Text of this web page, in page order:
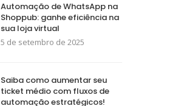
Automação de WhatsApp na
Shoppub: ganhe eficiência na
sua loja virtual
5 de setembro de 2025
Saiba como aumentar seu
ticket médio com fluxos de
automação estratégicos!